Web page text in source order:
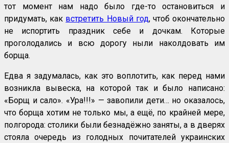
тот момент нам надо было где-то остановиться и
придумать, как встретить Новый год, чтоб окончательно
не испортить праздник себе и дочкам. Которые
проголодались и всю дорогу ныли наколдовать им
борща.
Едва я задумалась, как это воплотить, как перед нами
возникла вывеска, на которой так и было написано:
«Борщ и сало». «Ура!!!» — завопили дети… но оказалось,
что борща хотим не только мы, а ещё, по крайней мере,
полгорода: столики были безнадёжно заняты, а в дверях
стояла очередь из голодных почитателей украинских